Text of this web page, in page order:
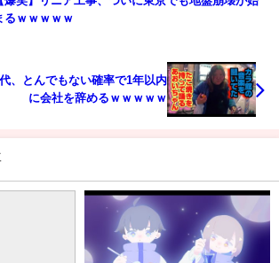
るｗｗｗｗｗ
、とんでもない確率で1年以内
に会社を辞めるｗｗｗｗｗ